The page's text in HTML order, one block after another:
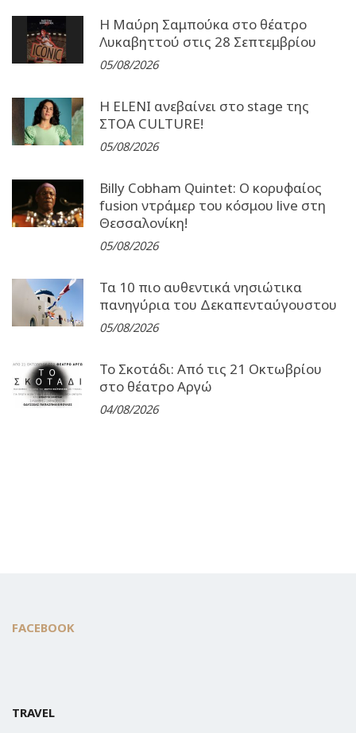
Η Μαύρη Σαμπούκα στο θέατρο
Λυκαβηττού στις 28 Σεπτεμβρίου
05/08/2026
Η ELENI ανεβαίνει στο stage της
ΣΤΟΑ CULTURE!
05/08/2026
Billy Cobham Quintet: Ο κορυφαίος
fusion ντράμερ του κόσμου live στη
Θεσσαλονίκη!
05/08/2026
Τα 10 πιο αυθεντικά νησιώτικα
πανηγύρια του Δεκαπενταύγουστου
05/08/2026
Το Σκοτάδι: Από τις 21 Οκτωβρίου
στο θέατρο Αργώ
04/08/2026
FACEBOOK
TRAVEL